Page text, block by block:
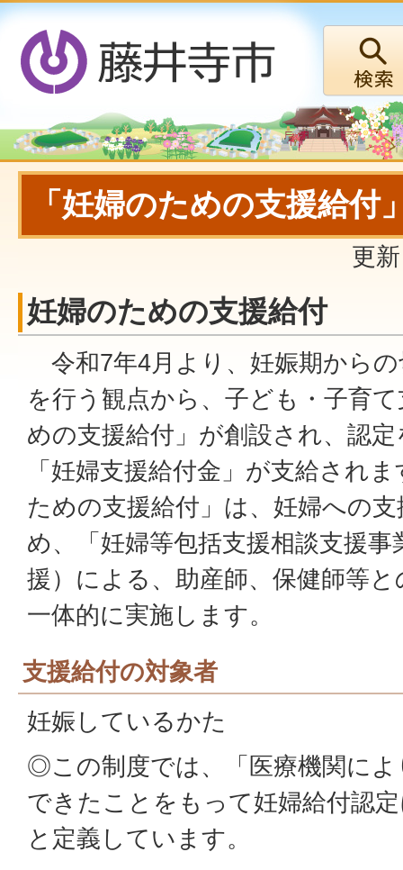
「妊婦のための支援給付
更
妊婦のための支援給付
令和7年4月より、妊娠期から
を行う観点から、子ども・子育
めの支援給付」が創設され、認
「妊婦支援給付金」が支給され
ための支援給付」は、妊婦への
め、「妊婦等包括支援相談支援事
援）による、助産師、保健師等
一体的に実施します。
支援給付の対象者
妊娠しているかた
◎この制度では、「医療機関によ
できたことをもって妊婦給付認
と定義しています。